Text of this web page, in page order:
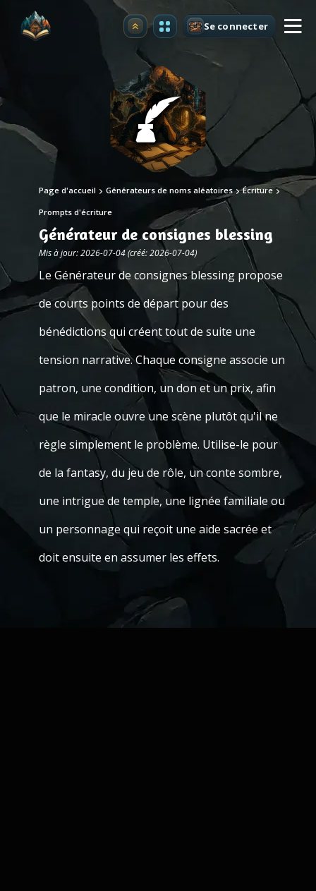
Premium Se connecter
Page d'accueil Générateurs de noms aléatoires Écriture
Prompts d'écriture
Générateur de consignes blessing
Mis à jour: 2026-07-04 (créé: 2026-07-04)
Le Générateur de consignes blessing propose
de courts points de départ pour des
bénédictions qui créent tout de suite une
tension narrative. Chaque consigne associe un
patron, une condition, un don et un prix, afin
que le miracle ouvre une scène plutôt qu'il ne
règle simplement le problème. Utilise-le pour
de la fantasy, du jeu de rôle, un conte sombre,
une intrigue de temple, une lignée familiale ou
un personnage qui reçoit une aide sacrée et
doit ensuite en assumer les effets.